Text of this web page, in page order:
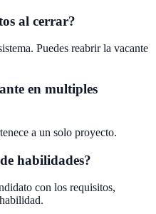
al cerrar?
Puedes reabrir la vacante
en multiples
a un solo proyecto.
habilidades?
con los requisitos,